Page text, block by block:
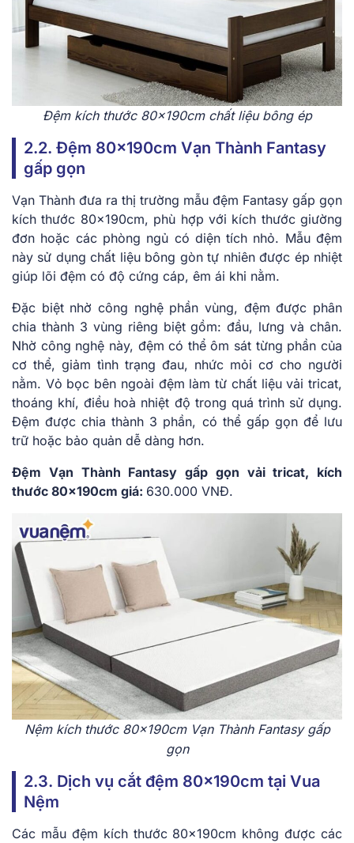
Đệm kích thước 80x190cm chất liệu bông ép
2.2. Đệm 80x190cm Vạn Thành Fantasy
gấp gọn
Vạn Thành đưa ra thị trường mẫu đệm Fantasy gấp gọn
kích thước 80x190cm, phù hợp với kích thước giường
đơn hoặc các phòng ngủ có diện tích nhỏ. Mẫu đệm
này sử dụng chất liệu bông gòn tự nhiên được ép nhiệt
giúp lõi đệm có độ cứng cáp, êm ái khi nằm.
Đặc biệt nhờ công nghệ phần vùng, đệm được phân
chia thành 3 vùng riêng biệt gồm: đầu, lưng và chân.
Nhờ công nghệ này, đệm có thể ôm sát từng phần của
cơ thể, giảm tình trạng đau, nhức mỏi cơ cho người
nằm. Vỏ bọc bên ngoài đệm làm từ chất liệu vải tricat,
thoáng khí, điều hoà nhiệt độ trong quá trình sử dụng.
Đệm được chia thành 3 phần, có thể gấp gọn để lưu
trữ hoặc bảo quản dễ dàng hơn.
Đệm Vạn Thành Fantasy gấp gọn vải tricat, kích
thước 80x190cm giá: 630.000 VNĐ.
Nệm kích thước 80x190cm Vạn Thành Fantasy gấp
gọn
2.3. Dịch vụ cắt đệm 80x190cm tại Vua
Nệm
Các mẫu đệm kích thước 80x190cm không được các